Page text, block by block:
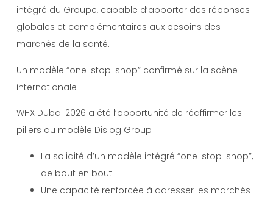
intégré du Groupe, capable d’apporter des réponses
globales et complémentaires aux besoins des
marchés de la santé.
Un modèle “one-stop-shop” confirmé sur la scène
internationale
WHX Dubai 2026 a été l’opportunité de réaffirmer les
piliers du modèle Dislog Group :
La solidité d’un modèle intégré “one-stop-shop”,
de bout en bout
Une capacité renforcée à adresser les marchés